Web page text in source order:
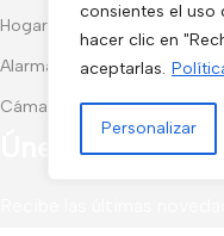
consientes el uso
hacer clic en
aceptarlas.
Personalizar
Hogar y Exterior
Alarma AX-PRO
Cámaras
Únete a